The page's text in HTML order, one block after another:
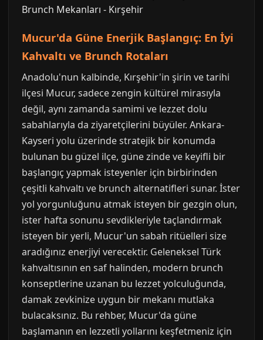
Mucur'da Güne Enerjik Başlangıç: En İyi
Kahvaltı ve Brunch Rotaları
Anadolu'nun kalbinde, Kırşehir'in şirin ve tarihi
ilçesi Mucur, sadece zengin kültürel mirasıyla
değil, aynı zamanda samimi ve lezzet dolu
sabahlarıyla da ziyaretçilerini büyüler. Ankara-
Kayseri yolu üzerinde stratejik bir konumda
bulunan bu güzel ilçe, güne zinde ve keyifli bir
başlangıç yapmak isteyenler için birbirinden
çeşitli kahvaltı ve brunch alternatifleri sunar. İster
yol yorgunluğunu atmak isteyen bir gezgin olun,
ister hafta sonunu sevdikleriyle taçlandırmak
isteyen bir yerli, Mucur'un sabah ritüelleri size
aradığınız enerjiyi verecektir. Geleneksel Türk
kahvaltısının en saf halinden, modern brunch
konseptlerine uzanan bu lezzet yolculuğunda,
damak zevkinize uygun bir mekanı mutlaka
bulacaksınız. Bu rehber, Mucur'da güne
başlamanın en lezzetli yollarını keşfetmeniz için